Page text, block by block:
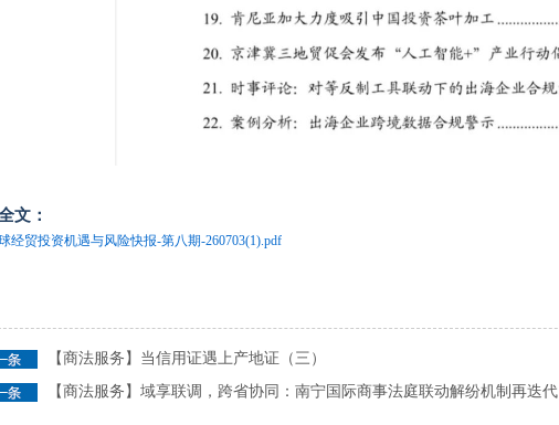
文：
经贸投资机遇与风险快报-第八期-260703(1).pdf
【商法服务】当信用证遇上产地证（三）
【商法服务】域享联调，跨省协同：南宁国际商事法庭联动解纷机制再迭代